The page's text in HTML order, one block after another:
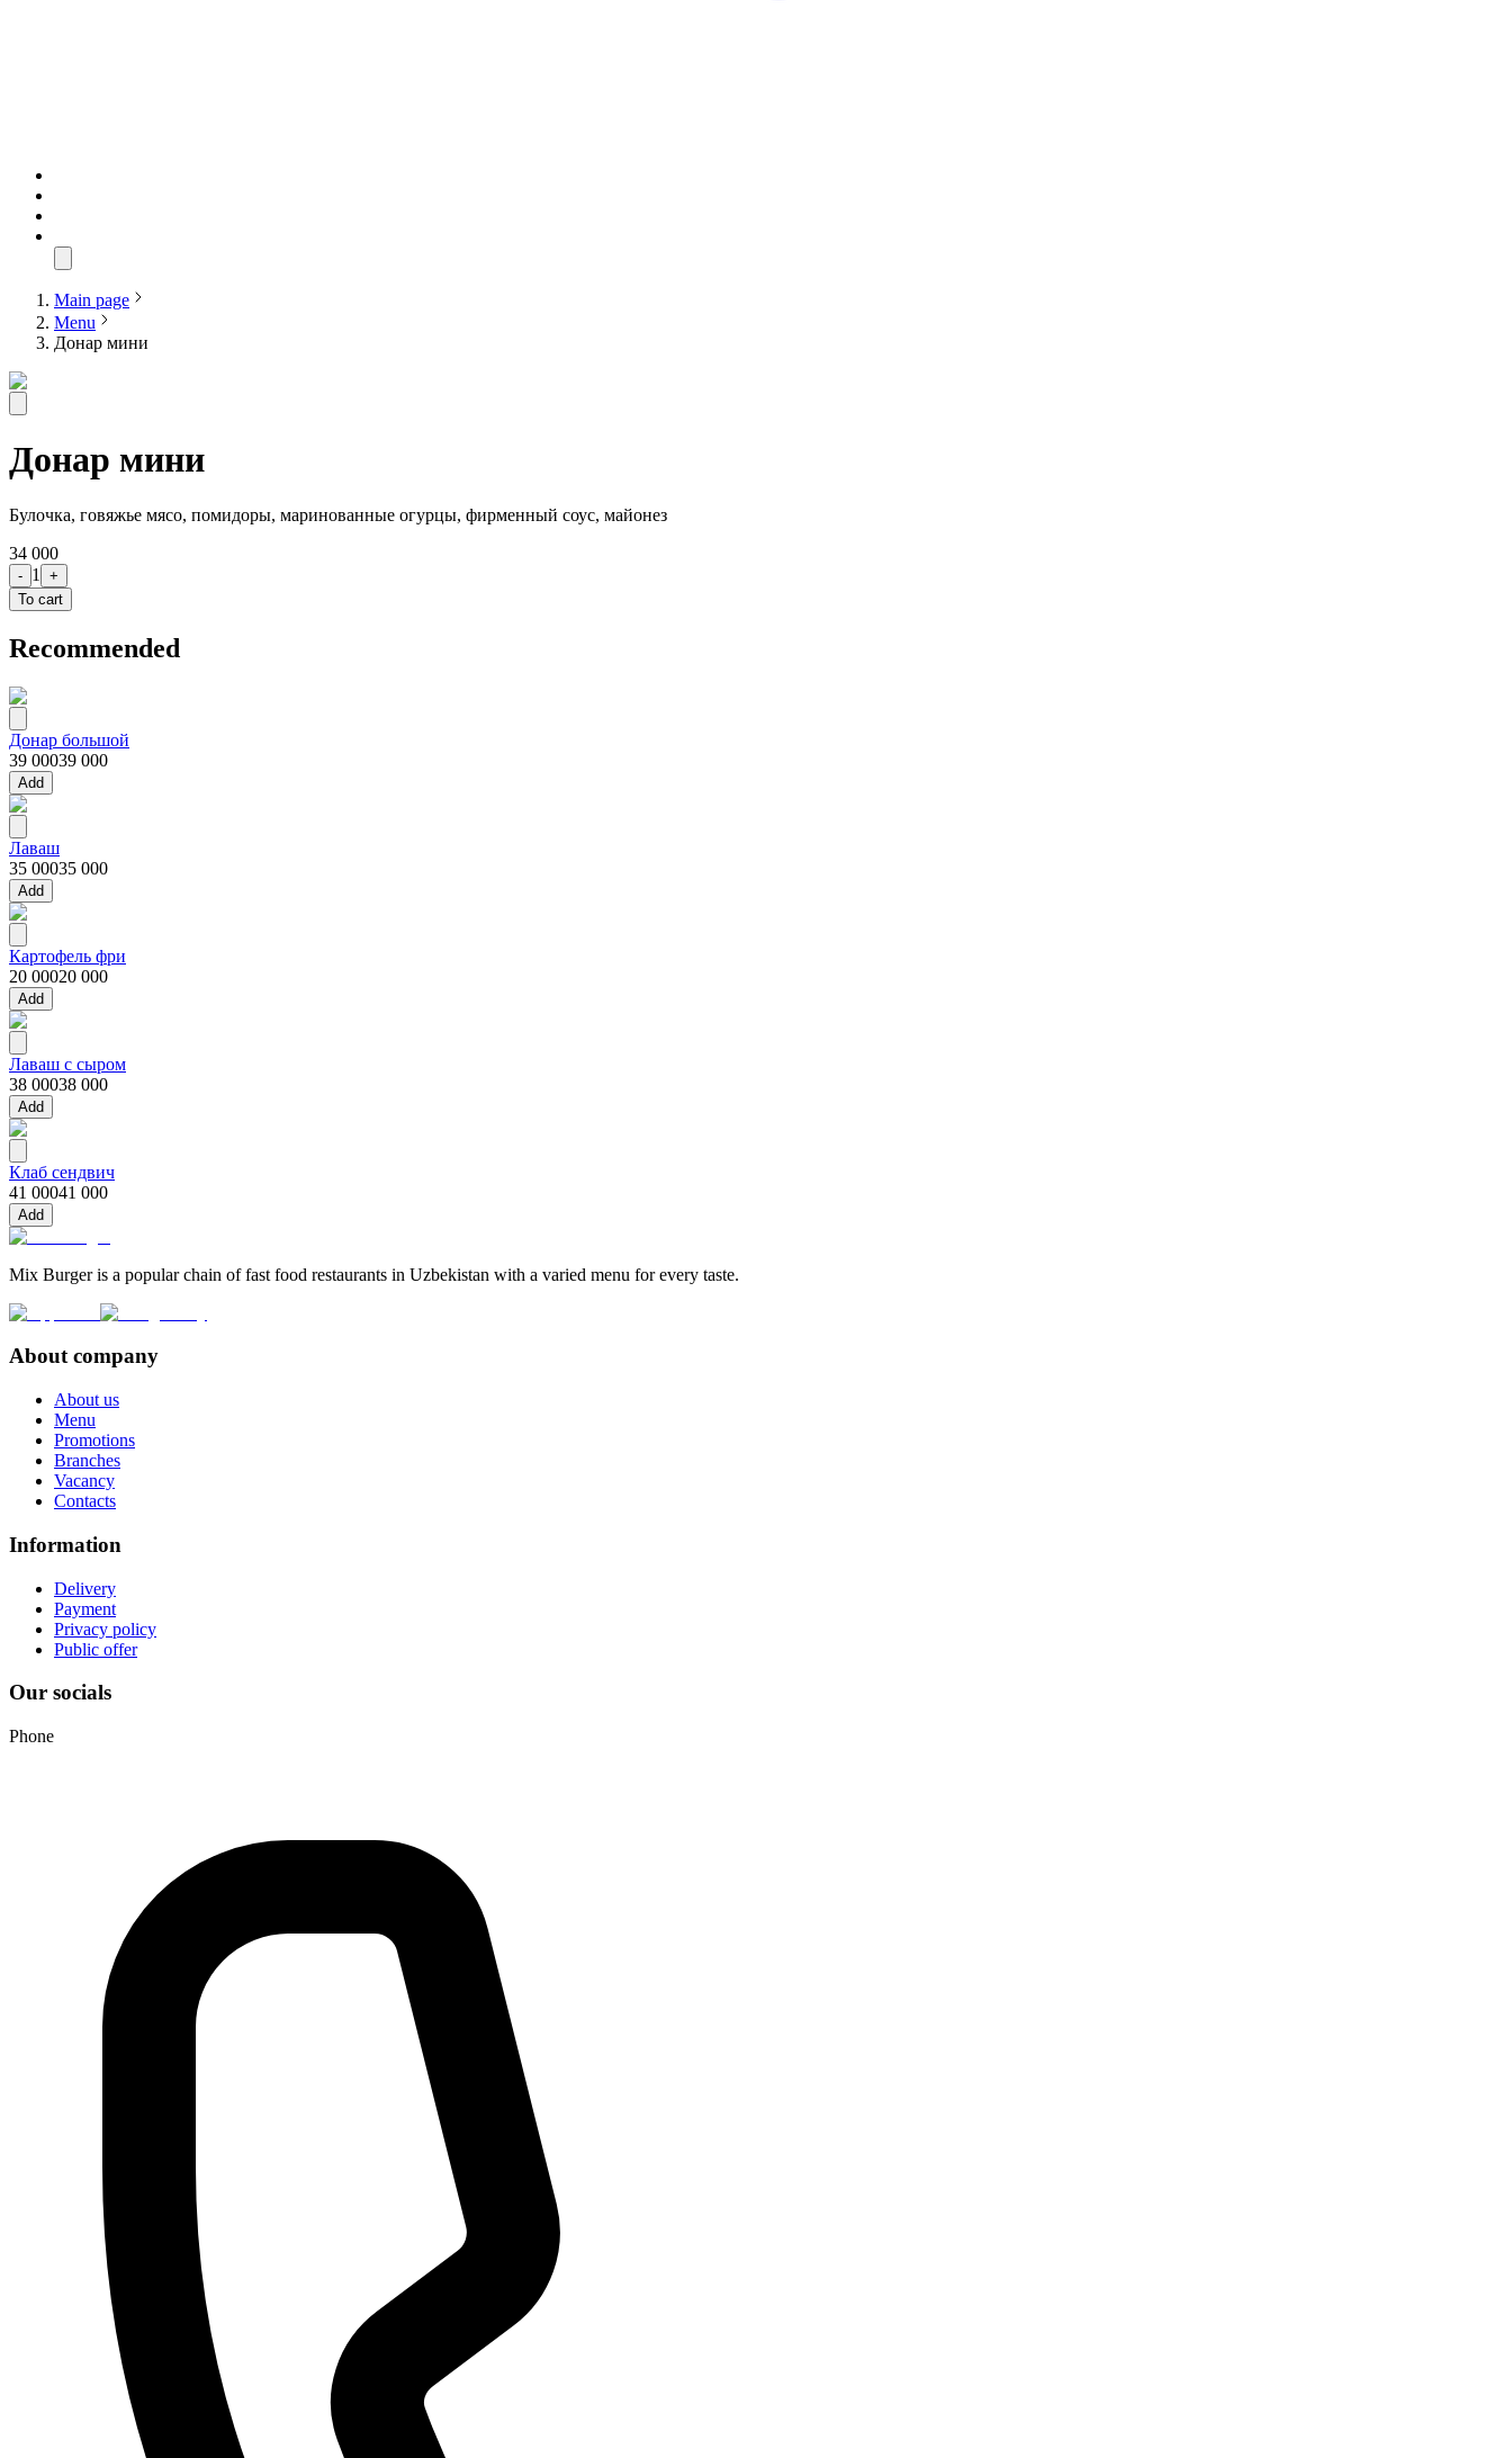
Main page
Menu
Донар мини
Донар мини
Булочка, говяжье мясо, помидоры, маринованные огурцы, фирменный соус, майонез
34 000
- 1
+
To cart
Recommended
Донар большой
39 00039 000
Add
Лаваш
35 00035 000
Add
Картофель фри
20 00020 000
Add
Лаваш с сыром
38 00038 000
Add
Клаб сендвич
41 00041 000
Add
Mix Burger is a popular chain of fast food restaurants in Uzbekistan with a varied menu for every taste.
About company
About us
Menu
Promotions
Branches
Vacancy
Contacts
Information
Delivery
Payment
Privacy policy
Public offer
Our socials
Phone